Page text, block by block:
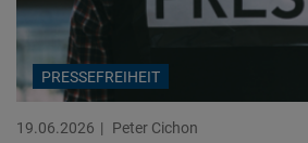
PRESSEFREIHEIT
19.06.2026 Peter Cichon